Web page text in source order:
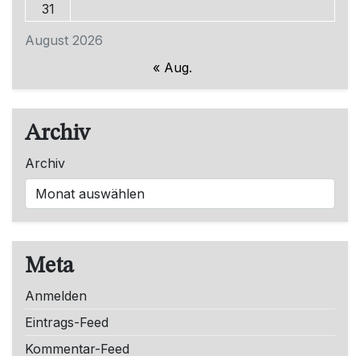
August 2026
31
« Aug.
Archiv
Archiv
Meta
Anmelden
Eintrags-Feed
Kommentar-Feed